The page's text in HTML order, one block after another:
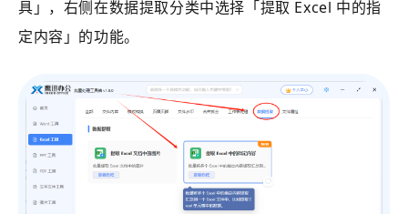
具」 ，右侧在数据提取分类中选择 「提取 Excel 中的指
定内容 」的功能。